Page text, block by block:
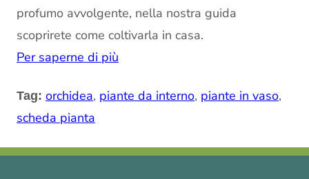
profumo avvolgente, nella nostra guida
scoprirete come coltivarla in casa.
Per saperne di più
Tag: orchidea, piante da interno, piante in vaso,
scheda pianta